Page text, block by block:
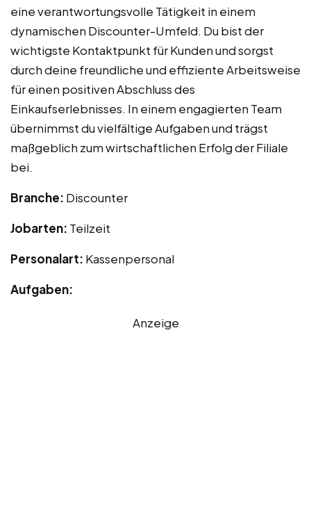
eine verantwortungsvolle Tätigkeit in einem
dynamischen Discounter-Umfeld. Du bist der
wichtigste Kontaktpunkt für Kunden und sorgst
durch deine freundliche und effiziente Arbeitsweise
für einen positiven Abschluss des
Einkaufserlebnisses. In einem engagierten Team
übernimmst du vielfältige Aufgaben und trägst
maßgeblich zum wirtschaftlichen Erfolg der Filiale
bei.
Branche: Discounter
Jobarten: Teilzeit
Personalart: Kassenpersonal
Aufgaben:
Anzeige